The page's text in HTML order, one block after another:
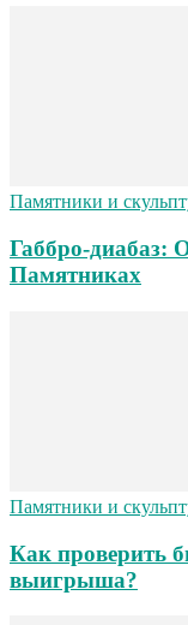
Памятники и
Габбро-диабаз:
Памятниках
Памятники и
Как проверить
выигрыша?